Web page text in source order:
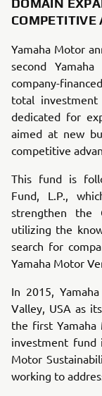
DOMAIN
COMPETITIVE
Yamaha Motor
second
company-
total
dedicated for
aimed at new
competitive
This fund is
Fund, L.P.,
strengthen the
utilizing the
search for
Yamaha Motor
In 2015,
Valley, USA as
the first Yamaha
investment fund
Motor
working to